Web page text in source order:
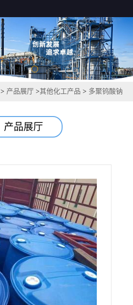
> 产品展厅 >其他化工产品 > 多聚钨酸钠
产品展厅